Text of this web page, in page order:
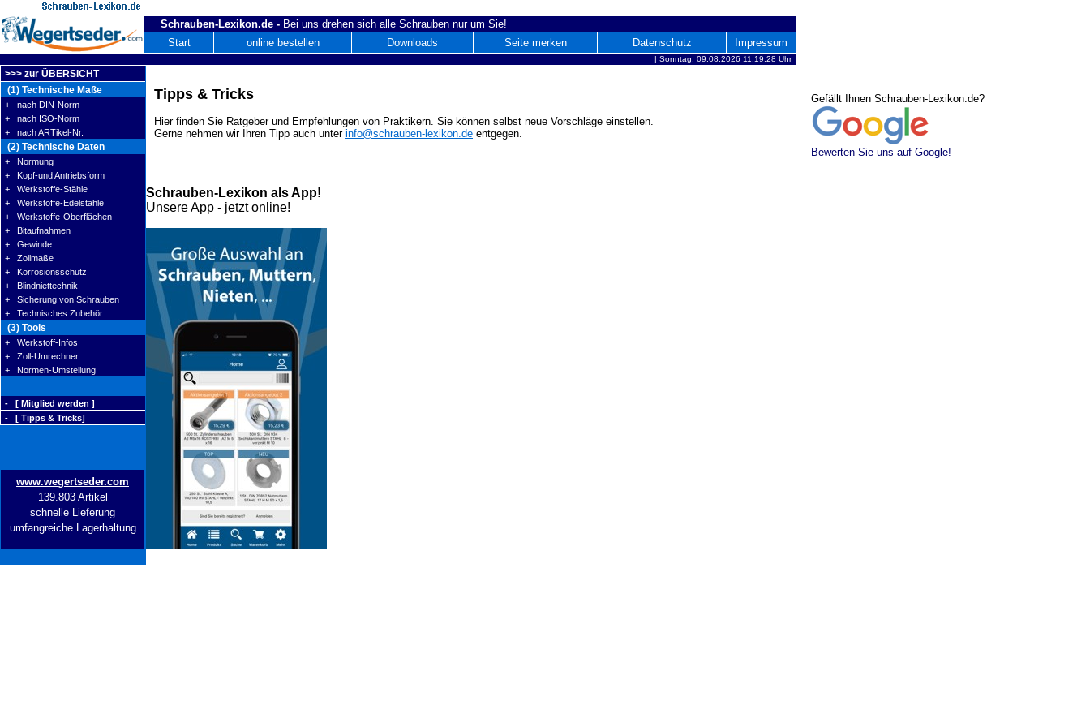
Schrauben-Lexikon.de - Bei uns drehen sich alle Schrauben nur um Sie!
Start
online bestellen Downloads Seite merken Datenschutz Impressum
| Sonntag, 09.08.2026 11:19:28 Uhr
>>> zur ÜBERSICHT
(1) Technische Maße
+ nach DIN-Norm
+ nach ISO-Norm
+ nach ARTikel-Nr.
(2) Technische Daten
+ Normung
+ Kopf-und Antriebsform
+ Werkstoffe-Stähle
+ Werkstoffe-Edelstähle
+ Werkstoffe-Oberflächen
+ Bitaufnahmen
+ Gewinde
+ Zollmaße
+ Korrosionsschutz
+ Blindniettechnik
+ Sicherung von Schrauben
+ Technisches Zubehör
(3) Tools
+ Werkstoff-Infos
+ Zoll-Umrechner
+ Normen-Umstellung
- [ Mitglied werden ]
- [ Tipps & Tricks]
www.wegertseder.com
139.803 Artikel
schnelle Lieferung
umfangreiche Lagerhaltung
Tipps & Tricks
Hier finden Sie Ratgeber und Empfehlungen von Praktikern. Sie können selbst neue Vorschläge einstellen.
Gerne nehmen wir Ihren Tipp auch unter info@schrauben-lexikon.de entgegen.
Gefällt Ihnen Schrauben-Lexikon.de?
Bewerten Sie uns auf Google!
Schrauben-Lexikon als App!
Unsere App - jetzt online!